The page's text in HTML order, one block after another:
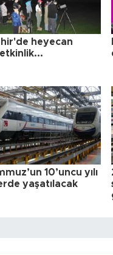
heyecan
10’uncu yılı
yaşatılacak